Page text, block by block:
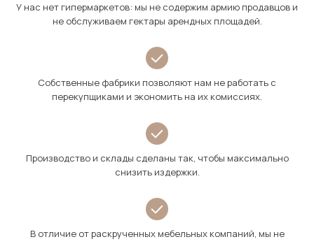
У нас нет гипермаркетов: мы не содержим армию продавцов и
не обслуживаем гектары арендных площадей.
Собственные фабрики позволяют нам не работать с
перекупщиками и экономить на их комиссиях.
Производство и склады сделаны так, чтобы максимально
снизить издержки.
В отличие от раскрученных мебельных компаний, мы не